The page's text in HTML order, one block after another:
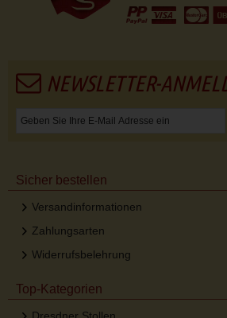
NEWSLETTER-
Sicher bestellen
Versandinformationen
Zahlungsarten
Widerrufsbelehrung
Top-Kategorien